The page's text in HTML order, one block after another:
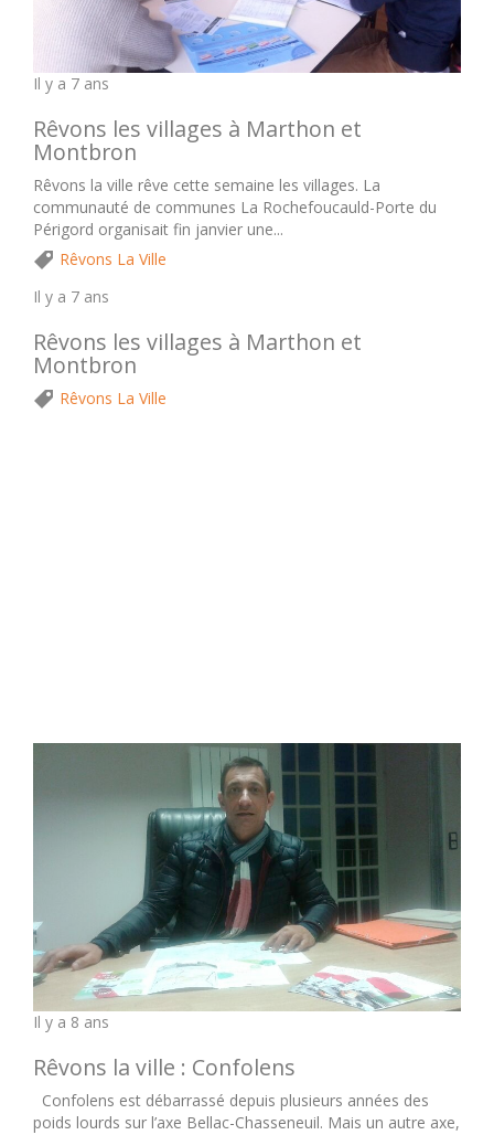
Il y a 7 ans
Rêvons les villages à Marthon et
Montbron
Rêvons la ville rêve cette semaine les villages. La
communauté de communes La Rochefoucauld-Porte du
Périgord organisait fin janvier une...
Rêvons La Ville
Il y a 7 ans
Rêvons les villages à Marthon et
Montbron
Rêvons La Ville
Il y a 8 ans
Rêvons la ville : Confolens
Confolens est débarrassé depuis plusieurs années des
poids lourds sur l’axe Bellac-Chasseneuil. Mais un autre axe,